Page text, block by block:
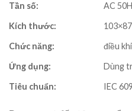
Tần số:
AC
Kích thước:
Chức năng:
điều
Ứng dụng:
Dùng
Tiêu chuẩn:
IEC